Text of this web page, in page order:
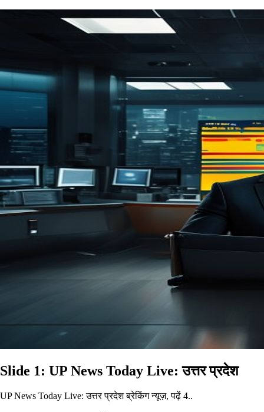
Slide 1: UP News Today Live: उत्तर प्रदेश
UP News Today Live: उत्तर प्रदेश ब्रेकिंग न्यूज़, पढ़ें 4..